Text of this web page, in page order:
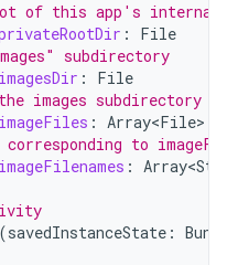
of this app's internal
:
File
subdirectory
imagesDir :
File
images subdirectory
imageFiles : Array<File>
to
imageFilenames :
(savedInstanceState :